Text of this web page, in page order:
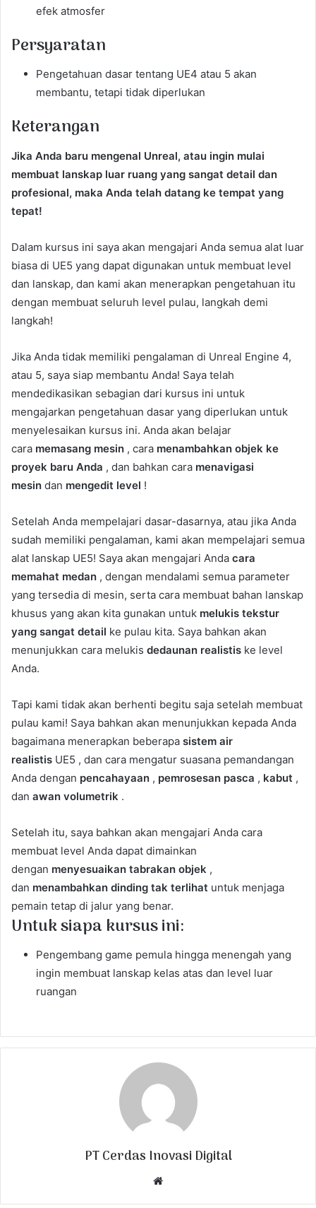
efek atmosfer
Persyaratan
Pengetahuan dasar tentang UE4 atau 5 akan
membantu, tetapi tidak diperlukan
Keterangan
Jika Anda baru mengenal Unreal, atau ingin mulai
membuat lanskap luar ruang yang sangat detail dan
profesional, maka Anda telah datang ke tempat yang
tepat!
Dalam kursus ini saya akan mengajari Anda semua alat luar
biasa di UE5 yang dapat digunakan untuk membuat level
dan lanskap, dan kami akan menerapkan pengetahuan itu
dengan membuat seluruh level pulau, langkah demi
langkah!
Jika Anda tidak memiliki pengalaman di Unreal Engine 4,
atau 5, saya siap membantu Anda! Saya telah
mendedikasikan sebagian dari kursus ini untuk
mengajarkan pengetahuan dasar yang diperlukan untuk
menyelesaikan kursus ini. Anda akan belajar
cara memasang mesin , cara menambahkan objek ke
proyek baru Anda , dan bahkan cara menavigasi
mesin dan mengedit level !
Setelah Anda mempelajari dasar-dasarnya, atau jika Anda
sudah memiliki pengalaman, kami akan mempelajari semua
alat lanskap UE5! Saya akan mengajari Anda cara
memahat medan , dengan mendalami semua parameter
yang tersedia di mesin, serta cara membuat bahan lanskap
khusus yang akan kita gunakan untuk melukis tekstur
yang sangat detail ke pulau kita. Saya bahkan akan
menunjukkan cara melukis dedaunan realistis ke level
Anda.
Tapi kami tidak akan berhenti begitu saja setelah membuat
pulau kami! Saya bahkan akan menunjukkan kepada Anda
bagaimana menerapkan beberapa sistem air
realistis UE5 , dan cara mengatur suasana pemandangan
Anda dengan pencahayaan , pemrosesan pasca , kabut ,
dan awan volumetrik .
Setelah itu, saya bahkan akan mengajari Anda cara
membuat level Anda dapat dimainkan
dengan menyesuaikan tabrakan objek ,
dan menambahkan dinding tak terlihat untuk menjaga
pemain tetap di jalur yang benar.
Untuk siapa kursus ini:
Pengembang game pemula hingga menengah yang
ingin membuat lanskap kelas atas dan level luar
ruangan
PT Cerdas Inovasi Digital